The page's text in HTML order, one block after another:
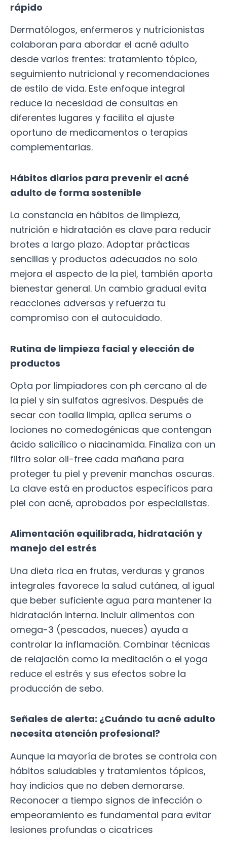
rápido
Dermatólogos, enfermeros y nutricionistas
colaboran para abordar el acné adulto
desde varios frentes: tratamiento tópico,
seguimiento nutricional y recomendaciones
de estilo de vida. Este enfoque integral
reduce la necesidad de consultas en
diferentes lugares y facilita el ajuste
oportuno de medicamentos o terapias
complementarias.
Hábitos diarios para prevenir el acné
adulto de forma sostenible
La constancia en hábitos de limpieza,
nutrición e hidratación es clave para reducir
brotes a largo plazo. Adoptar prácticas
sencillas y productos adecuados no solo
mejora el aspecto de la piel, también aporta
bienestar general. Un cambio gradual evita
reacciones adversas y refuerza tu
compromiso con el autocuidado.
Rutina de limpieza facial y elección de
productos
Opta por limpiadores con ph cercano al de
la piel y sin sulfatos agresivos. Después de
secar con toalla limpia, aplica serums o
lociones no comedogénicas que contengan
ácido salicílico o niacinamida. Finaliza con un
filtro solar oil-free cada mañana para
proteger tu piel y prevenir manchas oscuras.
La clave está en productos específicos para
piel con acné, aprobados por especialistas.
Alimentación equilibrada, hidratación y
manejo del estrés
Una dieta rica en frutas, verduras y granos
integrales favorece la salud cutánea, al igual
que beber suficiente agua para mantener la
hidratación interna. Incluir alimentos con
omega-3 (pescados, nueces) ayuda a
controlar la inflamación. Combinar técnicas
de relajación como la meditación o el yoga
reduce el estrés y sus efectos sobre la
producción de sebo.
Señales de alerta: ¿Cuándo tu acné adulto
necesita atención profesional?
Aunque la mayoría de brotes se controla con
hábitos saludables y tratamientos tópicos,
hay indicios que no deben demorarse.
Reconocer a tiempo signos de infección o
empeoramiento es fundamental para evitar
lesiones profundas o cicatrices